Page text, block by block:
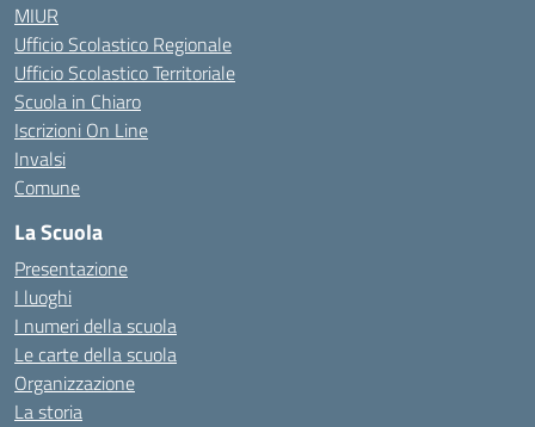
MIUR
Ufficio Scolastico Regionale
Ufficio Scolastico Territoriale
Scuola in Chiaro
Iscrizioni On Line
Invalsi
Comune
La Scuola
Presentazione
I luoghi
I numeri della scuola
Le carte della scuola
Organizzazione
La storia